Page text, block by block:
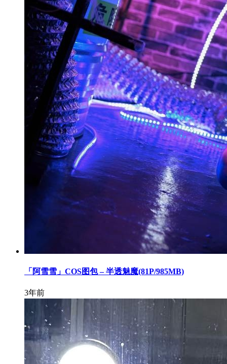
「阿雪雪」COS图包 – 半透魅魔(81P/985MB)
3年前